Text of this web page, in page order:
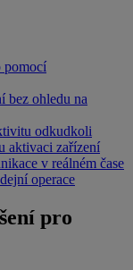
pomocí
bez ohledu na
odkudkoli
aktivaci zařízení
v reálném čase
operace
pro